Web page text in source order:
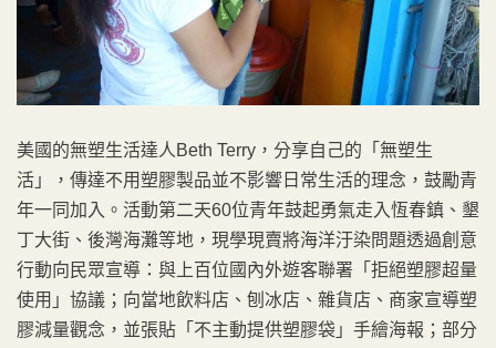
美國的無塑生活達人Beth Terry，分享自己的「無塑生
活」，傳達不用塑膠製品並不影響日常生活的理念，鼓勵青
年一同加入。活動第二天60位青年鼓起勇氣走入恆春鎮、墾
丁大街、後灣海灘等地，現學現賣將海洋汙染問題透過創意
行動向民眾宣導：與上百位國內外遊客聯署「拒絕塑膠超量
使用」協議；向當地飲料店、刨冰店、雜貨店、商家宣導塑
膠減量觀念，並張貼「不主動提供塑膠袋」手繪海報；部分